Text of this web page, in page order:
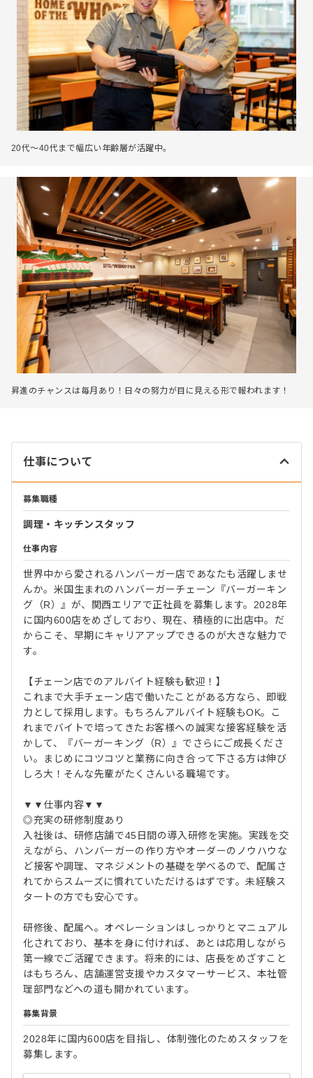
20代～40代まで幅広い年齢層が活躍中。
昇進のチャンスは毎月あり！日々の努力が目に見える形で報われます！
仕事について
募集職種
調理・キッチンスタッフ
仕事内容
世界中から愛されるハンバーガー店であなたも活躍しませ
んか。米国生まれのハンバーガーチェーン『バーガーキン
グ（R）』が、関西エリアで正社員を募集します。2028年
に国内600店をめざしており、現在、積極的に出店中。だ
からこそ、早期にキャリアアップできるのが大きな魅力で
す。
【チェーン店でのアルバイト経験も歓迎！】
これまで大手チェーン店で働いたことがある方なら、即戦
力として採用します。もちろんアルバイト経験もOK。こ
れまでバイトで培ってきたお客様への誠実な接客経験を活
かして、『バーガーキング（R）』でさらにご成長くださ
い。まじめにコツコツと業務に向き合って下さる方は伸び
しろ大！そんな先輩がたくさんいる職場です。
▼▼仕事内容▼▼
◎充実の研修制度あり
入社後は、研修店舗で45日間の導入研修を実施。実践を交
えながら、ハンバーガーの作り方やオーダーのノウハウな
ど接客や調理、マネジメントの基礎を学べるので、配属さ
れてからスムーズに慣れていただけるはずです。未経験ス
タートの方でも安心です。
研修後、配属へ。オペレーションはしっかりとマニュアル
化されており、基本を身に付ければ、あとは応用しながら
第一線でご活躍できます。将来的には、店長をめざすこと
はもちろん、店舗運営支援やカスタマーサービス、本社管
理部門などへの道も開かれています。
募集背景
2028年に国内600店を目指し、体制強化のためスタッフを
募集します。